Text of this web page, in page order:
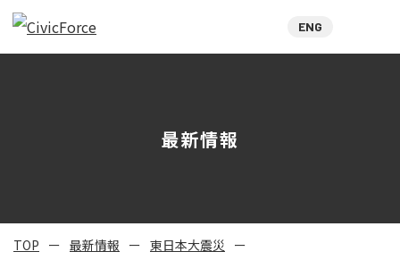
ENG
最新情報
TOP 最新情報
東日本大震災